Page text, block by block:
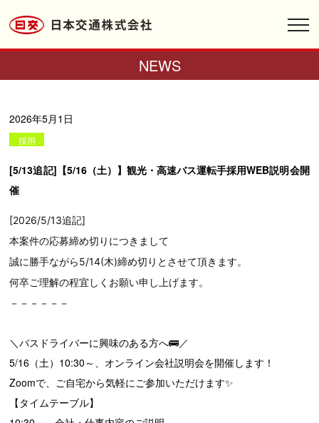
NEWS
2026年5月1日
採用
[5/13追記]【5/16（土）】観光・高速バス運転手採用WEB説明会開
催
[2026/5/13追記]
本案件の応募締め切りにつきまして
誠に勝手ながら5/14(木)締め切りとさせて頂きます。
何卒ご理解の程宜しくお願い申し上げます。
－－－－－－
＼バスドライバーに興味のある方へ🚌／
5/16 （土） 10:30 ～、オンライン会社説明会を開催します！
Zoomで、ご自宅から気軽にご参加いただけます✨
【タイムテーブル】